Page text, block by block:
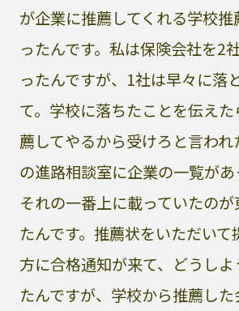
が企業に推薦してくれる学校
ったんです。私は保険会社を2
ったんですが、1社は早々に落
て。学校に落ちたことを伝え
薦してやるから受けろと言われ
の進路相談室に企業の一覧があ
それの一番上に載っていたの
たんです。推薦状をいただいて
方に合格通知が来て、どうし
たんですが、学校から推薦し